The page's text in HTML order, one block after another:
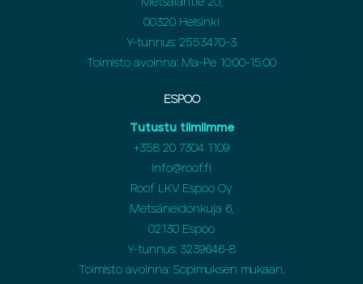
Metsäläntie 20,
00320 Helsinki
Y-tunnus: 2553470-3
Toimisto avoinna: Ma-Pe 10:00-15:00
ESPOO
Tutustu tiimiimme
+358 20 7304 1109
info@roof.fi
Roof LKV Espoo Oy
Metsäneidonkuja 6,
02130 Espoo
Y-tunnus: 3239646-8
Toimisto avoinna: Sopimuksen mukaan.